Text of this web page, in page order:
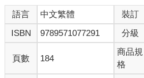
語言 中文繁體
裝訂
ISBN
9789571077291 分級
頁數 184
商品規
格